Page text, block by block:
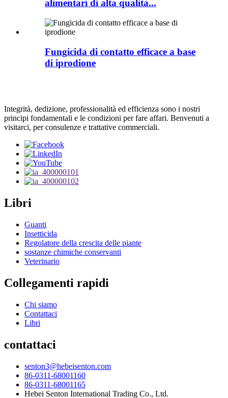
alimentari di alta qualità...
Fungicida di contatto efficace a base
di iprodione
Integrità, dedizione, professionalità ed efficienza sono i nostri
principi fondamentali e le condizioni per fare affari. Benvenuti a
visitarci, per consulenze e trattative commerciali.
Libri
Guanti
Insetticida
Regolatore della crescita delle piante
sostanze chimiche conservanti
Veterinario
Collegamenti rapidi
Chi siamo
Contattaci
Libri
contattaci
senton3@hebeisenton.com
86-0311-68001160
86-0311-68001165
Hebei Senton International Trading Co., Ltd.